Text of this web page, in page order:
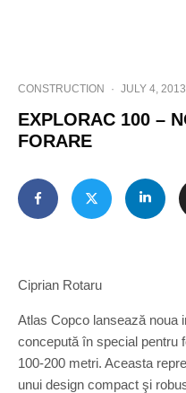
CONSTRUCTION · JULY 4, 2013
EXPLORAC 100 –
FORARE
Ciprian Rotaru
Atlas Copco lansează noua
concepută în special pentru
100-200 metri. Aceasta
unui design compact şi